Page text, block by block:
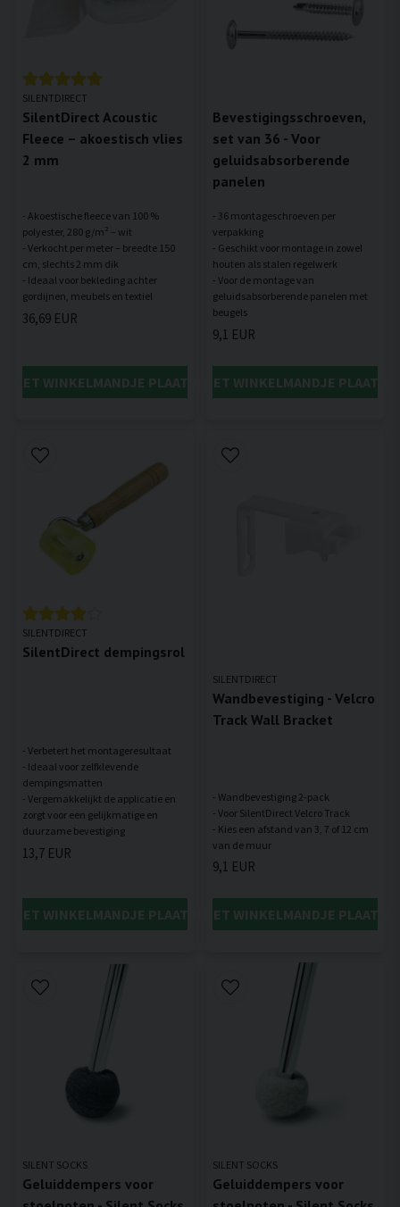
SILENTDIRECT
SilentDirect Acoustic
Fleece – akoestisch vlies
2 mm
- Akoestische fleece van 100 %
polyester, 280 g/m² – wit
- Verkocht per meter – breedte 150
cm, slechts 2 mm dik
- Ideaal voor bekleding achter
36,69 EUR
HET WINKELMANDJE PLAATSEN
Bevestigingsschroeven,
set van 36 - Voor
geluidsabsorberende
panelen
- 36 montageschroeven per
verpakking
- Geschikt voor montage in zowel
houten als stalen regelwerk
- Voor de montage van
geluidsabsorberende panelen met
9,1 EUR
IN HET WINKELMANDJE
SILENTDIRECT
SilentDirect dempingsrol
- Verbetert het montageresultaat
- Ideaal voor zelfklevende
dempingsmatten
- Vergemakkelijkt de applicatie en
zorgt voor een gelijkmatige en
13,7 EUR
HET WINKELMANDJE PLAATSEN
SILENTDIRECT
Wandbevestiging - Velcro
Track Wall Bracket
- Wandbevestiging 2-pack
- Voor SilentDirect Velcro Track
- Kies een afstand van 3, 7 of 12 cm
9,1 EUR
IN HET WINKELMANDJE
SILENT SOCKS
Geluiddempers voor
SILENT SOCKS
Geluiddempers voor